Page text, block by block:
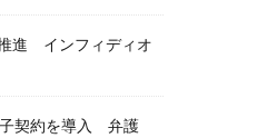
進 インフィディオ
契約を導入 弁護